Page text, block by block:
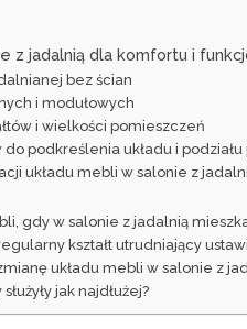
z jadalnią dla komfortu i
bez ścian
i modułowych
i wielkości pomieszczeń
podkreślenia układu i podziału
układu mebli w salonie z
gdy w salonie z jadalnią
kształt utrudniający
układu mebli w salonie z
jak najdłużej?